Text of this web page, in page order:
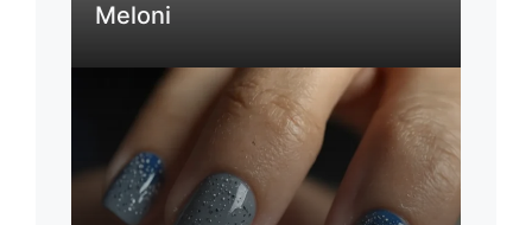
Meloni